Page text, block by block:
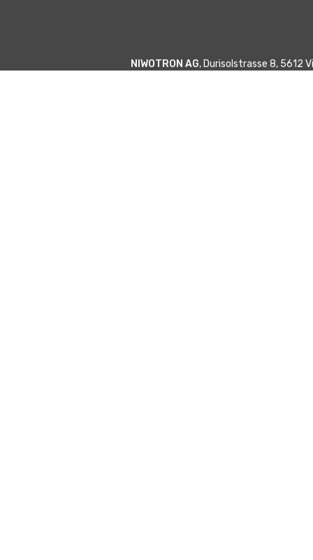
NIWOTRON AG, Durisolstrasse 8, 5612